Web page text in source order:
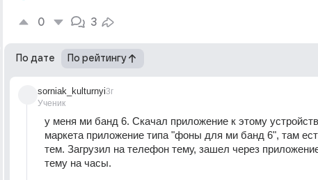
0 3
По дате По рейтингу
sorniak_kulturnyi
Ученик
3г
у меня ми банд 6. Скачал приложение к этому
маркета приложение типа "фоны для ми банд 6", там
тем. Загрузил на телефон тему, зашел через
тему на часы.